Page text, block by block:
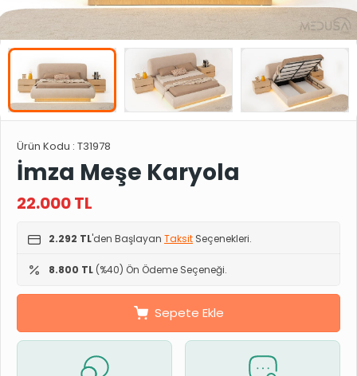
Ürün Kodu : T31978
İmza Meşe Karyola
22.000TL
2.292 TL'den Başlayan Taksit Seçenekleri.
8.800 TL (%40) Ön Ödeme Seçeneği.
Sepete Ekle